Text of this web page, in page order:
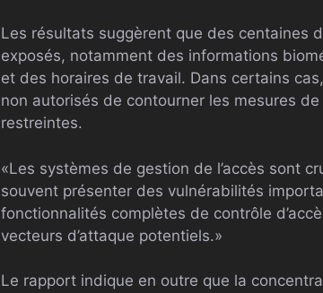
Les résultats suggèrent que des centaines
exposés, notamment des informations
et des horaires de travail. Dans certains
non autorisés de contourner les mesures
restreintes.
«Les systèmes de gestion de l’accès sont
souvent présenter des vulnérabilités
fonctionnalités complètes de contrôle
vecteurs d’attaque potentiels.»
Le rapport indique en outre que la